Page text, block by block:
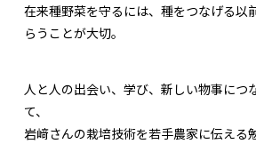
在来種野菜を守るには、種をつなげる以
らうことが大切。
人と人の出会い、学び、新しい物事につ
て、
岩﨑さんの栽培技術を若手農家に伝える